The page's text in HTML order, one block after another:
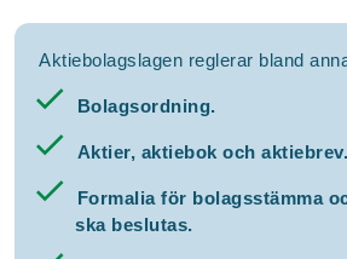
Aktiebolagslagen reglerar bland
Bolagsordning.
Aktier, aktiebok och aktiebrev.
Formalia för bolagsstämma
ska beslutas.